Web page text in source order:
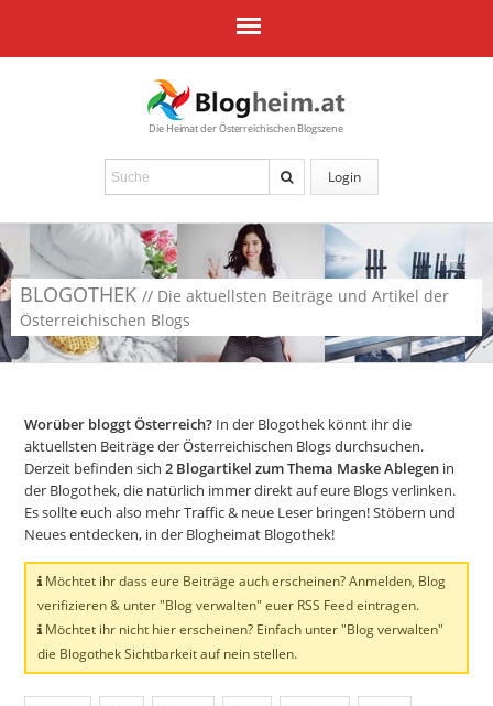
Die Heimat der Österreichischen Blogszene
Login
BLOGOTHEK // Die aktuellsten Beiträge und Artikel der
Österreichischen Blogs
Worüber bloggt Österreich? In der Blogothek könnt ihr die
aktuellsten Beiträge der Österreichischen Blogs durchsuchen.
Derzeit befinden sich2 Blogartikel zum Thema Maske Ablegen in
der Blogothek, die natürlich immer direkt auf eure Blogs verlinken.
Es sollte euch also mehr Traffic & neue Leser bringen! Stöbern und
Neues entdecken, in der Blogheimat Blogothek!
Möchtet ihr dass eure Beiträge auch erscheinen? Anmelden, Blog
verifizieren & unter "Blog verwalten" euer RSS Feed eintragen.
Möchtet ihr nicht hier erscheinen? Einfach unter "Blog verwalten"
die Blogothek Sichtbarkeit auf nein stellen.